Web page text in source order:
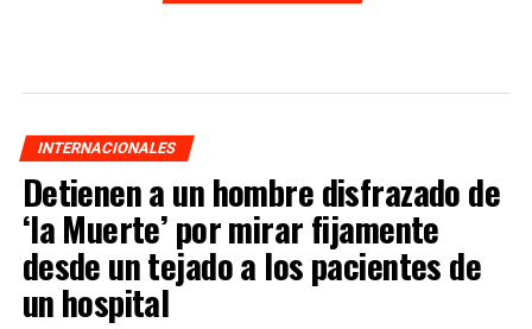
INTERNACIONALES
Detienen a un hombre disfrazado de
‘la Muerte’ por mirar fijamente
desde un tejado a los pacientes de
un hospital